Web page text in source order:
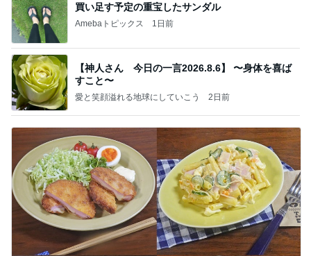
買い足す予定の重宝したサンダル
Amebaトピックス 1日前
【神人さん 今日の一言2026.8.6】 〜身体を喜ば
すこと〜
愛と笑顔溢れる地球にしていこう 2日前